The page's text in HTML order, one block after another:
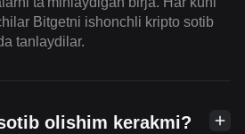
Bitgetni ishonchli kripto sotib
tanlaydilar.
olishim kerakmi?